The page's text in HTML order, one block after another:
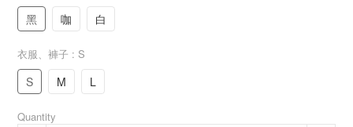
黑 咖 白
衣服、褲子 : S
S M L
Quantity